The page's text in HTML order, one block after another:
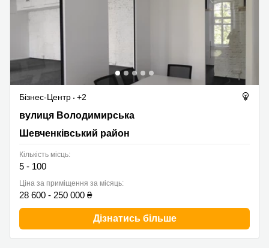
Бізнес-Центр
+2
вулиця Володимирська 10, Шевченківський район
вулиця Володимирська
Шевченківський район
Кількість місць:
5 - 100
Ціна за приміщення за місяць:
28 600 - 250 000 ₴
Дізнатись більше